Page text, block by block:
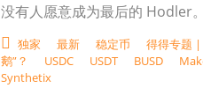
没有人愿意成为最后的 Hodler。
独家 最新 稳定币
得得专题 |
鹅”？
USDC USDT BUSD
Synthetix